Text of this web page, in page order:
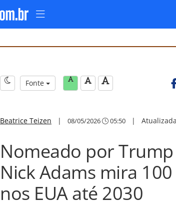
Fonte
Beatrice Teizen | 08/05/2026 05:50 |
Nomeado por
Nick Adams mira
nos EUA até 2030